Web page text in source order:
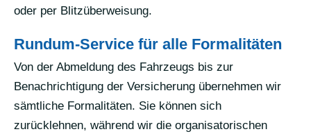
oder per Blitzüberweisung.
Rundum-Service für alle Formalitäten
Von der Abmeldung des Fahrzeugs bis zur
Benachrichtigung der Versicherung übernehmen wir
sämtliche Formalitäten. Sie können sich
zurücklehnen, während wir die organisatorischen